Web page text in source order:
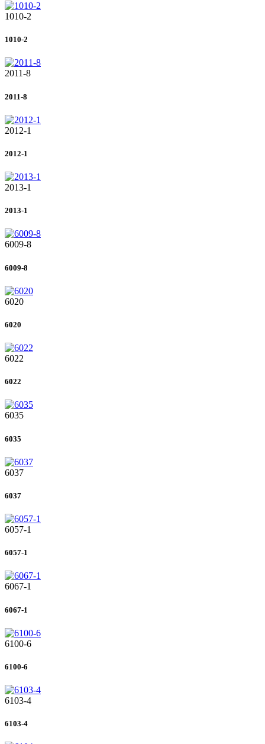
1010-2
1010-2
2011-8
2011-8
2012-1
2012-1
2013-1
2013-1
6009-8
6009-8
6020
6020
6022
6022
6035
6035
6037
6037
6057-1
6057-1
6067-1
6067-1
6100-6
6100-6
6103-4
6103-4